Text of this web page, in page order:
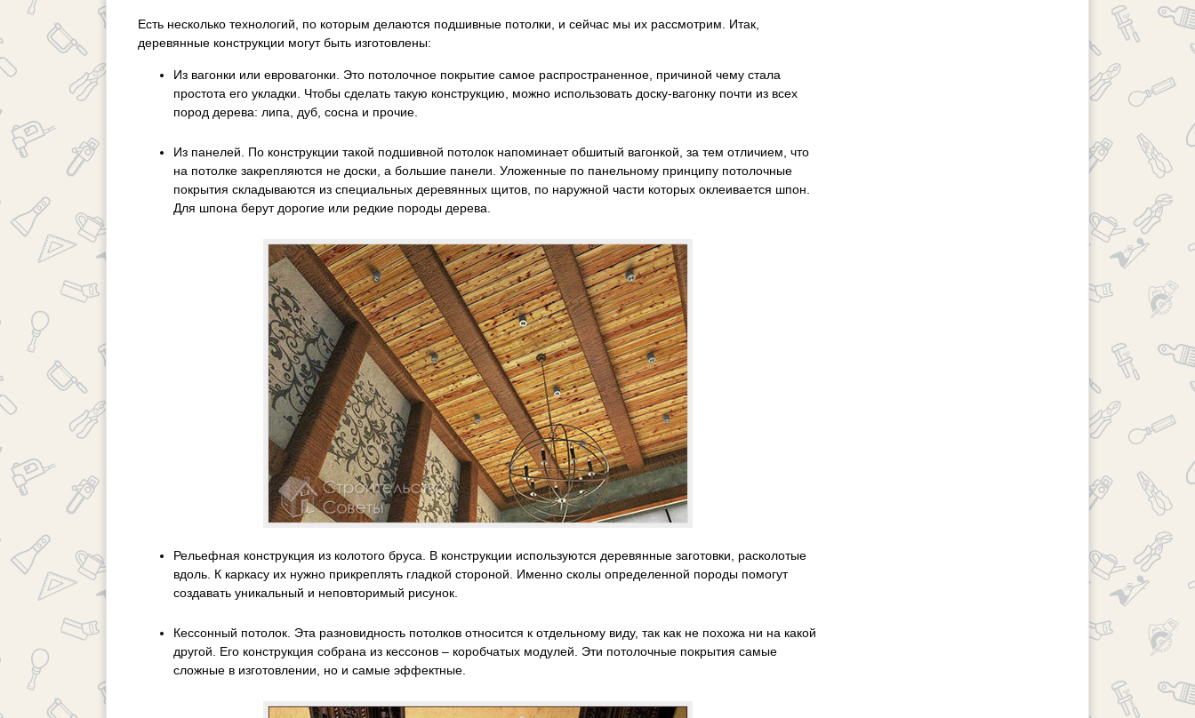
Есть несколько технологий, по которым делаются подшивные потолки, и сейчас мы их рассмотрим. Итак,
деревянные конструкции могут быть изготовлены:
Из вагонки или евровагонки. Это потолочное покрытие самое распространенное, причиной чему стала
простота его укладки. Чтобы сделать такую конструкцию, можно использовать доску-вагонку почти из всех
пород дерева: липа, дуб, сосна и прочие.
Из панелей. По конструкции такой подшивной потолок напоминает обшитый вагонкой, за тем отличием, что
на потолке закрепляются не доски, а большие панели. Уложенные по панельному принципу потолочные
покрытия складываются из специальных деревянных щитов, по наружной части которых оклеивается шпон.
Для шпона берут дорогие или редкие породы дерева.
Рельефная конструкция из колотого бруса. В конструкции используются деревянные заготовки, расколотые
вдоль. К каркасу их нужно прикреплять гладкой стороной. Именно сколы определенной породы помогут
создавать уникальный и неповторимый рисунок.
Кессонный потолок. Эта разновидность потолков относится к отдельному виду, так как не похожа ни на какой
другой. Его конструкция собрана из кессонов – коробчатых модулей. Эти потолочные покрытия самые
сложные в изготовлении, но и самые эффектные.